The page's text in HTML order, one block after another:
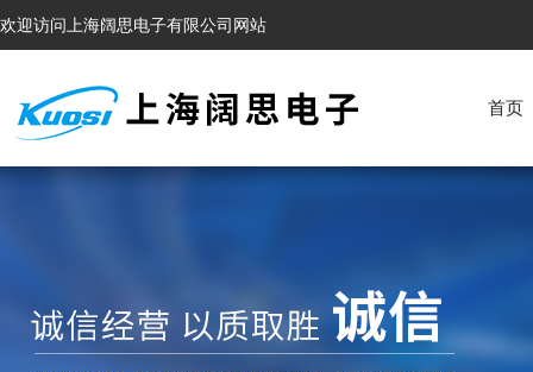
欢迎访问上海阔思电子有限公司网站
首页